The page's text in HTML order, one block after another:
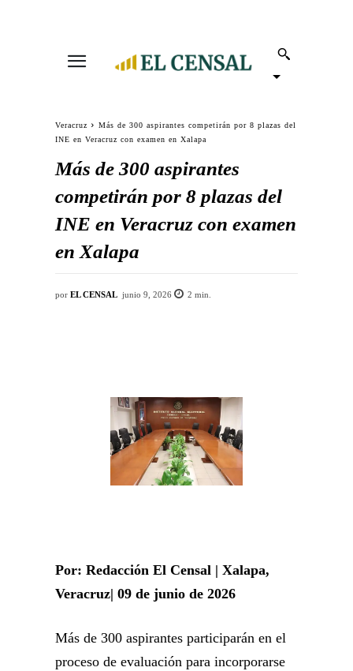
Veracruz
Más de 300 aspirantes competirán por 8 plazas del
INE en Veracruz con examen en Xalapa
Más de 300 aspirantes
competirán por 8 plazas del
INE en Veracruz con examen
en Xalapa
por EL CENSAL junio 9, 2026 2 min.
Por: Redacción El Censal | Xalapa,
Veracruz| 09 de junio de 2026
Más de 300 aspirantes participarán en el
proceso de evaluación para incorporarse